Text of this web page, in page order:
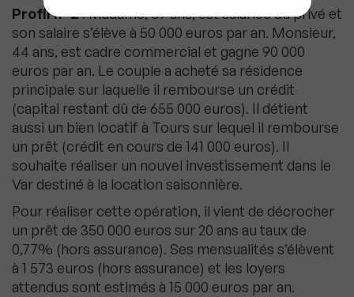
Profil n°2: Madame, 39 ans, est salariée du privé et
son salaire s’élève à 50 000 euros par an. Monsieur,
44 ans, est cadre commercial et gagne 90 000
euros par an. Le couple a acheté sa résidence
principale sur laquelle il rembourse un crédit
(capital restant dû de 655 000 euros). Il détient
aussi un bien locatif à Tours sur lequel il rembourse
un prêt (crédit en cours de 141 000 euros). Il
souhaite réaliser un nouvel investissement dans le
Var destiné à la location saisonnière.
Pour réaliser cette opération, il vient de décrocher
un prêt de 350 000 euros sur 20 ans au taux de
0,77% (hors assurance). Ses mensualités s’élèvent
à 1 573 euros (hors assurance) et les loyers
attendus sont estimés à 15 000 euros par an.